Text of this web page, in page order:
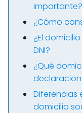
importante?
¿Cómo
¿El
DNI?
¿Qué
Diferencias
domicilio